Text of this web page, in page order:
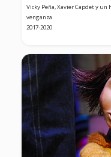
Vicky Peña, Xavier Capdet y
venganza
2017-2020